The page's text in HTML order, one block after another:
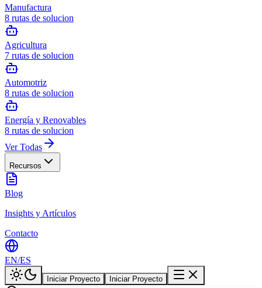
Manufactura
8 rutas de solucion
Agricultura
7 rutas de solucion
Automotriz
8 rutas de solucion
Energía y Renovables
8 rutas de solucion
Ver Todas
Recursos
Blog
Insights y Artículos
Contacto
EN/ES
Iniciar Proyecto Iniciar Proyecto